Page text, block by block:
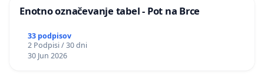
Enotno označevanje tabel - Pot na Brce
33 podpisov
2 Podpisi / 30 dni
30 Jun 2026